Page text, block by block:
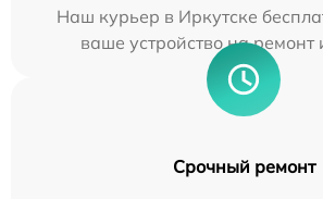
Наш курьер в Иркутске
ваше устройство на ремонт
Срочный ремонт